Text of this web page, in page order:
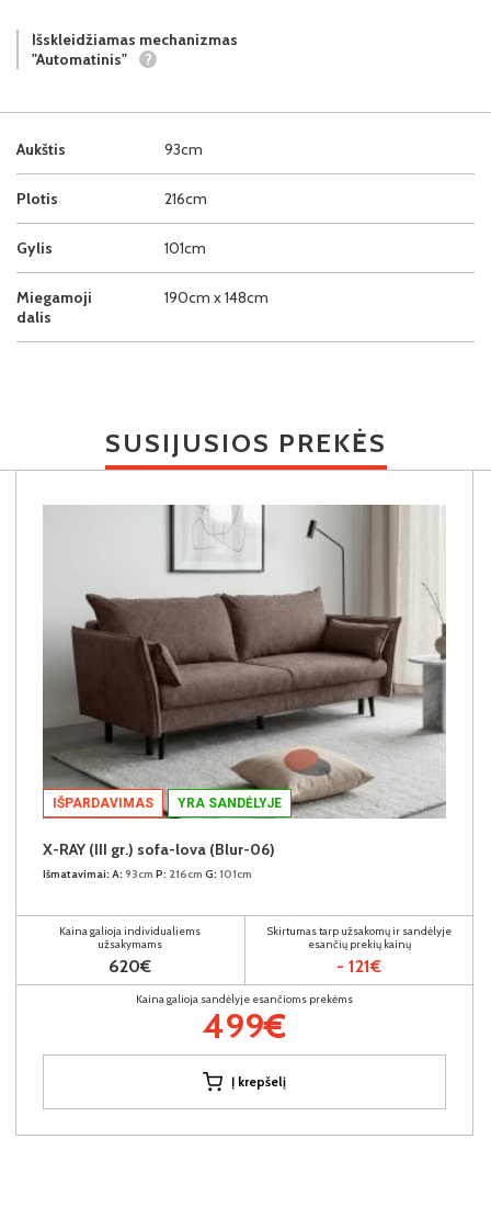
Aukštis 93cm
Plotis 216cm
Gylis 101cm
Miegamoji
dalis
190cm x 148cm
Išskleidžiamas mechanizmas
"Automatinis"
?
SUSIJUSIOS PREKĖS
IŠPARDAVIMAS YRA SANDĖLYJE
X-RAY (III gr.) sofa-lova (Blur-06)
Išmatavimai: A: 93cm P: 216cm G: 101cm
Kaina galioja individualiems
užsakymams
620€
Skirtumas tarp užsakomų ir sandėlyje
esančių prekių kainų
- 121€
Kaina galioja sandėlyje esančioms prekėms
499€
Į krepšelį